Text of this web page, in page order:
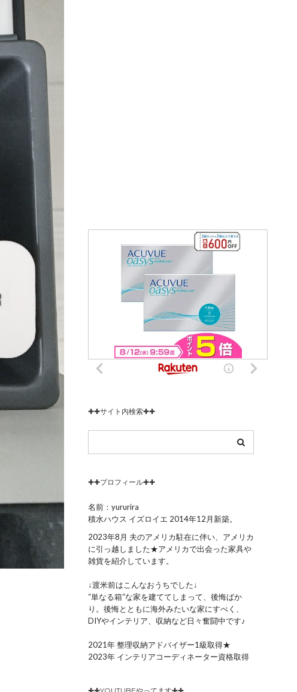
✚✚サイト内検索✚✚
✚✚プロフィール✚✚
名前：yururira
積水ハウス イズロイエ 2014年12月新築。
2023年8月 夫のアメリカ駐在に伴い、アメリカ
に引っ越しました★アメリカで出会った家具や
雑貨を紹介しています。
↓渡米前はこんなおうちでした↓
“単なる箱“な家を建ててしまって、後悔ばか
り。後悔とともに海外みたいな家にすべく、
DIYやインテリア、収納など日々奮闘中です♪
2021年 整理収納アドバイザー1級取得★
2023年 インテリアコーディネーター資格取得